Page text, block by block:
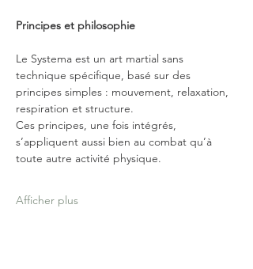
Principes et philosophie
Le Systema est un art martial sans
technique spécifique, basé sur des
principes simples : mouvement, relaxation,
respiration et structure.
Ces principes, une fois intégrés,
s’appliquent aussi bien au combat qu’à
toute autre activité physique.
Afficher plus